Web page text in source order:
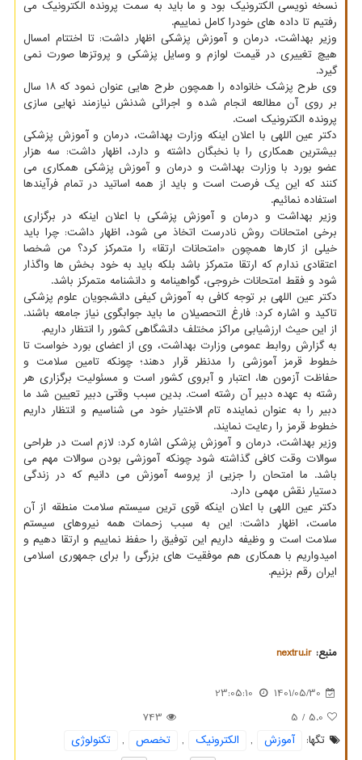
نسخه نویسی الکترونیک بود و ما باید به سمت پرونده الکترونیک می
رفتیم تا داده های خودرا کامل نماییم.
وزیر بهداشت، درمان و آموزش پزشکی اظهار داشت: تا اختتام امسال
هیچ تغییری در قیمت لوازم و وسایل پزشکی و پروتزها صورت نمی
گیرد.
وی طرح پزشک خانواده را همچون طرح هایی عنوان نمود که ۱۸ سال
بر روی آن مطالعه انجام شده و اجرائی شدنش نیازمند نهایی سازی
پرونده الکترونیک است.
دکتر عین اللهی با اعلان اینکه وزارت بهداشت، درمان و آموزش پزشکی
بیشترین همکاری را با نخبگان داشته و دارد، اظهار داشت: سه هزار
عضو بورد با وزارت بهداشت و درمان و آموزش پزشکی همکاری می
کنند که این یک فرصت است و باید از همه اساتید در تمام فرآیندها
استفاده نمائیم.
وزیر بهداشت و درمان و آموزش پزشکی با اعلان اینکه در برگزاری
برخی امتحانات روش نادرست اتخاذ می شود، اظهار داشت: چرا باید
خیلی از کارها همچون «امتحانات ارتقا» را متمرکز کرد؟ من شخصا
اعتقادی ندارم که ارتقا متمرکز باشد بلکه باید به خود بخش ها واگذار
شود و فقط امتحانات خروجی، گواهینامه و دانشنامه متمرکز باشد.
دکتر عین اللهی بر توجه کافی به آموزش کیفی دانشجویان علوم پزشکی
تاکید و اشاره کرد: فارغ التحصیلان ما باید جوابگوی نیاز جامعه باشند.
از این حیث ارزشیابی مراکز مختلف دانشگاهی کشور را انتظار داریم.
به گزارش روابط عمومی وزارت بهداشت، وی از اعضای بورد خواست تا
خطوط قرمز آموزشی را مدنظر قرار دهند؛ چونکه تامین سلامت و
حفاظت آزمون ها، اعتبار و آبروی کشور است و مسئولیت برگزاری هر
رشته به عهده دبیر آن رشته است. بدین سبب وقتی دبیر تعیین شد ما
دبیر را به عنوان نماینده تام الاختیار خود می شناسیم و انتظار داریم
خطوط قرمز را رعایت نمایند.
وزیر بهداشت، درمان و آموزش پزشکی اشاره کرد: لازم است در طراحی
سوالات وقت کافی گذاشته شود چونکه آموزشی بودن سوالات مهم می
باشد. ما امتحان را جزیی از پروسه آموزش می دانیم که در زندگی
دستیار نقش مهمی دارد.
دکتر عین اللهی با اعلان اینکه قوی ترین سیستم سلامت منطقه از آن
ماست، اظهار داشت: این به سبب زحمات همه نیروهای سیستم
سلامت است و وظیفه داریم این توفیق را حفظ نماییم و ارتقا دهیم و
امیدواریم با همکاری هم موفقیت های بزرگی را برای جمهوری اسلامی
ایران رقم بزنیم.
منبع: nextru.ir
1401/05/30
23:05:10
5.0
/ 5
743
تگها:
آموزش , الكترونیك , تخصص ,
تكنولوژی